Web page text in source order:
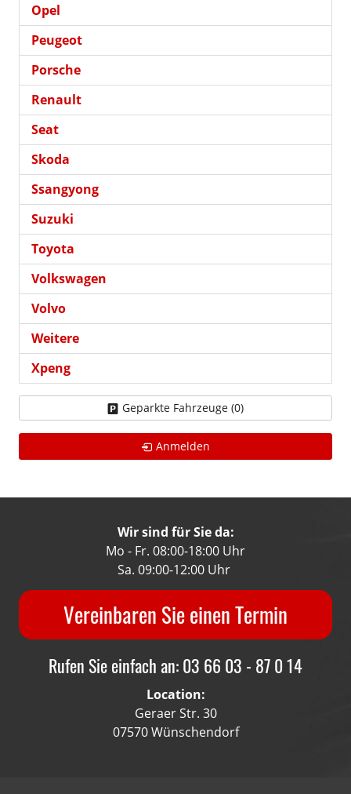
Opel
Peugeot
Porsche
Renault
Seat
Skoda
Ssangyong
Suzuki
Toyota
Volkswagen
Volvo
Weitere
Xpeng
Geparkte Fahrzeuge (0)
Anmelden
Wir sind für Sie da:
Mo - Fr. 08:00-18:00 Uhr
Sa. 09:00-12:00 Uhr
Vereinbaren Sie einen Termin
Rufen Sie einfach an: 03 66 03 - 87 0 14
Location:
Geraer Str. 30
07570 Wünschendorf